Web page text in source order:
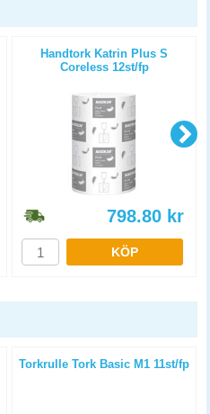
Handtork Katrin Plus S
Coreless 12st/fp
798.80 kr
KÖP
Torkrulle Tork Basic M1 11st/fp